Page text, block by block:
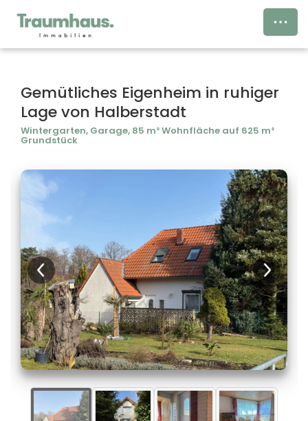
Gemütliches Eigenheim in ruhiger
Lage von Halberstadt
Wintergarten, Garage, 85 m² Wohnfläche auf 625 m²
Grundstück